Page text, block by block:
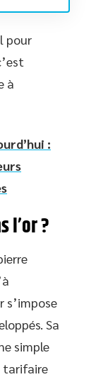
pour
à
:
l’or ?
s’impose
Sa
simple
tarifaire